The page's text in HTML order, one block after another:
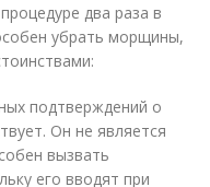
два раза в
убрать морщины,
подтверждений о
Он не является
вызвать
его вводят при